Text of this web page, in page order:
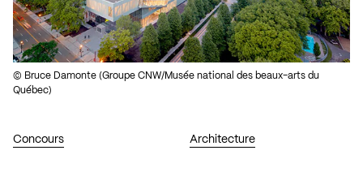
Concours Architecture
© Bruce Damonte (Groupe CNW/Musée national des beaux-arts du
Québec)